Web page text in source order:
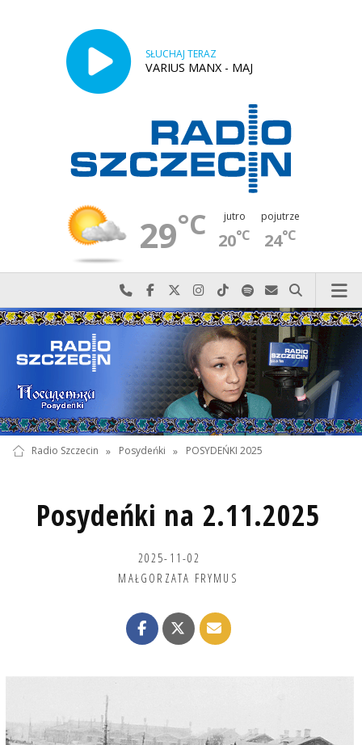
SŁUCHAJ TERAZ
VARIUS MANX - MAJ
29°C jutro
20°C
pojutrze
24°C
Najlepiej po prostu do nas zadzwoń
Odwiedź nas na Facebook-u
Odwiedź nas na X
Odwiedź nas na Instagram-ie
Odwiedź nas na TikTok-u
Szukaj nas na Spotify
Wyślij do nas
Szukaj
Radio Szczecin » Posydeńki » POSYDEŃKI 2025
Posydeńki na 2.11.2025
2025-11-02
MAŁGORZATA FRYMUS